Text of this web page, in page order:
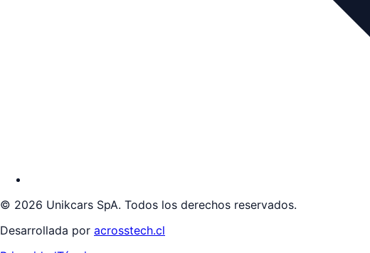
© 2026 Unikcars SpA. Todos los derechos reservados.
Desarrollada por acrosstech.cl